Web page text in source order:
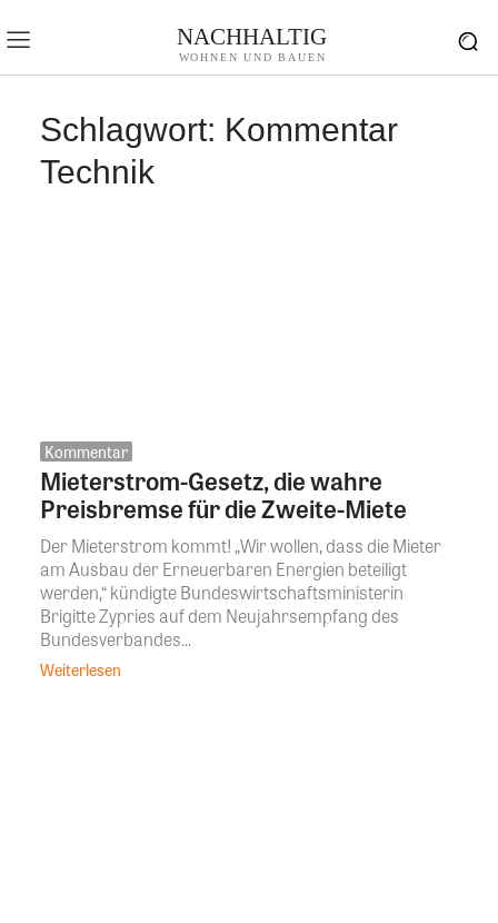
NACHHALTIG
WOHNEN UND BAUEN
Schlagwort: Kommentar
Technik
Kommentar
Mieterstrom-Gesetz, die wahre
Preisbremse für die Zweite-Miete
Der Mieterstrom kommt! „Wir wollen, dass die Mieter
am Ausbau der Erneuerbaren Energien beteiligt
werden,“ kündigte Bundeswirtschaftsministerin
Brigitte Zypries auf dem Neujahrsempfang des
Bundesverbandes...
Weiterlesen